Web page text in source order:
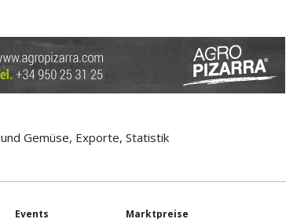
Gemüse, Exporte, Statistik
Events
Marktpreise